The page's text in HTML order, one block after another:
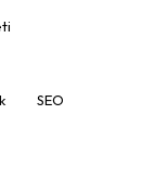
SEO